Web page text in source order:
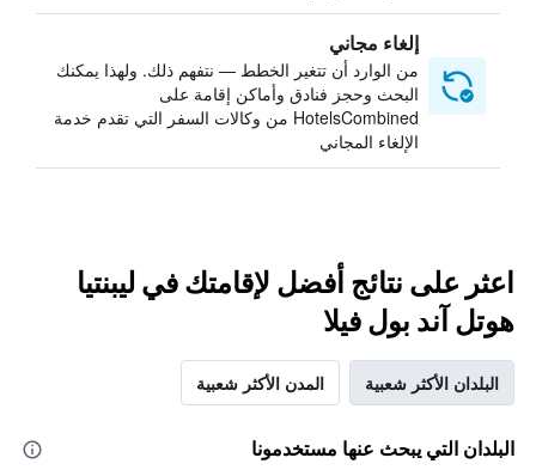
إلغاء مجاني
من الوارد أن تتغير الخطط — نتفهم ذلك. ولهذا يمكنك
البحث وحجز فنادق وأماكن إقامة على
HotelsCombined من وكالات السفر التي تقدم خدمة
الإلغاء المجاني
اعثر على نتائج أفضل لإقامتك في ليبنتيا
هوتل آند بول فيلا
البلدان الأكثر شعبية المدن الأكثر شعبية
البلدان التي يبحث عنها مستخدمونا